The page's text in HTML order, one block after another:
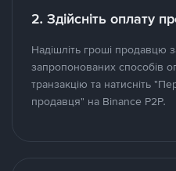
2. Здійсніть оплату
Надішліть гроші продавцю
запропонованих способів
транзакцію та натисніть
продавця" на Binance P2P.